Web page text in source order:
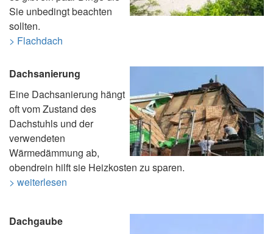
Sie unbedingt beachten
sollten.
> Flachdach
Dachsanierung
Eine Dachsanierung hängt
oft vom Zustand des
Dachstuhls und der
verwendeten
Wärmedämmung ab,
obendrein hilft sie Heizkosten zu sparen.
> weiterlesen
Dachgaube